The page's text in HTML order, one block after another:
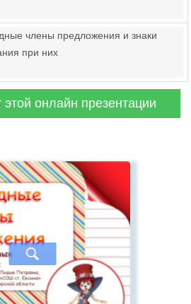
члены предложения и знаки
при них
онлайн презентации